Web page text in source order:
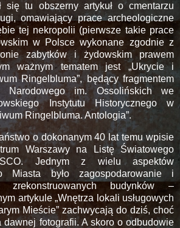
się tu obszerny artykuł o cmentarzu
omawiający prace archeologiczne
tej nekropolii (pierwsze takie prace
w Polsce wykonane zgodnie z
zabytków i żydowskim prawem
ważnym tematem jest „Ukrycie i
Ringelbluma”, będący fragmentem
Narodowego im. Ossolińskich we
Instytutu Historycznego w
Ringelbluma. Antologia”.
o dokonanym 40 lat temu wpisie
Warszawy na Listę Światowego
Jednym z wielu aspektów
Miasta było zagospodarowanie i
zrekonstruowanych budynków –
artykule „Wnętrza lokali usługowych
Mieście” zachwycają do dziś, choć
dawnej fotografii. A skoro o odbudowie